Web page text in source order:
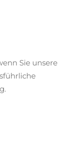
Sie unsere